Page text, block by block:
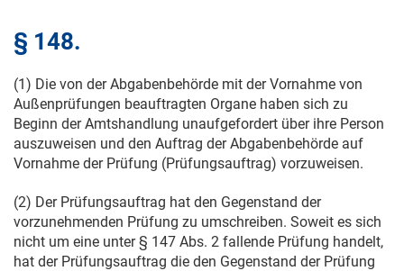
§ 148.
(1) Die von der Abgabenbehörde mit der Vornahme von
Außenprüfungen beauftragten Organe haben sich zu
Beginn der Amtshandlung unaufgefordert über ihre Person
auszuweisen und den Auftrag der Abgabenbehörde auf
Vornahme der Prüfung (Prüfungsauftrag) vorzuweisen.
(2) Der Prüfungsauftrag hat den Gegenstand der
vorzunehmenden Prüfung zu umschreiben. Soweit es sich
nicht um eine unter § 147 Abs. 2 fallende Prüfung handelt,
hat der Prüfungsauftrag die den Gegenstand der Prüfung